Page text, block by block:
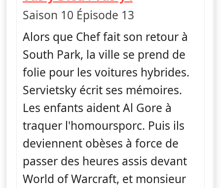
Saison 10 Épisode 13
Alors que Chef fait son retour à
South Park, la ville se prend de
folie pour les voitures hybrides.
Servietsky écrit ses mémoires.
Les enfants aident Al Gore à
traquer l'homoursporc. Puis ils
deviennent obèses à force de
passer des heures assis devant
World of Warcraft, et monsieur